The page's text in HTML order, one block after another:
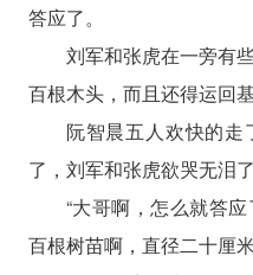
答应了。
刘军和张虎在一旁有
百根木头，而且还得运回
阮智晨五人欢快的
了，刘军和张虎欲哭无泪
“大哥啊，怎么就答
百根树苗啊，直径二十厘